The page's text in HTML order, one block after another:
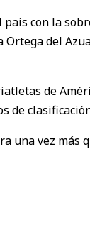
con la
del
de
una vez